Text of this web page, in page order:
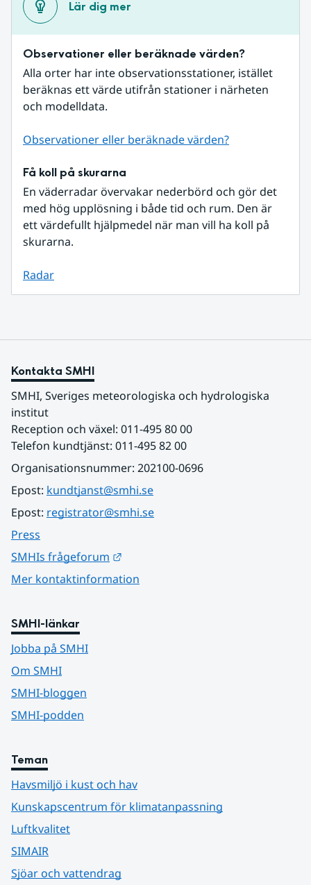
Lär dig mer
Observationer eller beräknade värden?
Alla orter har inte observationsstationer, istället
beräknas ett värde utifrån stationer i närheten
och modelldata.
Observationer eller beräknade värden?
Få koll på skurarna
En väderradar övervakar nederbörd och gör det
med hög upplösning i både tid och rum. Den är
ett värdefullt hjälpmedel när man vill ha koll på
skurarna.
Radar
Kontakta SMHI
SMHI, Sveriges meteorologiska och hydrologiska
institut
Reception och växel: 011-495 80 00
Telefon kundtjänst: 011-495 82 00
Organisationsnummer: 202100-0696
Epost: kundtjanst@smhi.se
Epost: registrator@smhi.se
Press
SMHIs frågeforum
Mer kontaktinformation
SMHI-länkar
Jobba på SMHI
Om SMHI
SMHI-bloggen
SMHI-podden
Teman
Havsmiljö i kust och hav
Kunskapscentrum för klimatanpassning
Luftkvalitet
SIMAIR
Sjöar och vattendrag